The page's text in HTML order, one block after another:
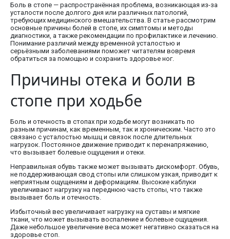
Боль в стопе — распространённая проблема, возникающая из-за
усталости после долгого дня или различных патологий,
требующих медицинского вмешательства. В статье рассмотрим
основные причины болей в стопе, их симптомы и методы
диагностики, а также рекомендации по профилактике и лечению.
Понимание различий между временной усталостью и
серьёзными заболеваниями поможет читателям вовремя
обратиться за помощью и сохранить здоровье ног.
Причины отека и боли в
стопе при ходьбе
Боль и отечность в стопах при ходьбе могут возникать по
разным причинам, как временным, так и хроническим. Часто это
связано с усталостью мышц и связок после длительных
нагрузок. Постоянное движение приводит к перенапряжению,
что вызывает болевые ощущения и отеки.
Неправильная обувь также может вызывать дискомфорт. Обувь,
не поддерживающая свод стопы или слишком узкая, приводит к
неприятным ощущениям и деформациям. Высокие каблуки
увеличивают нагрузку на переднюю часть стопы, что также
вызывает боль и отечность.
Избыточный вес увеличивает нагрузку на суставы и мягкие
ткани, что может вызывать воспаление и болевые ощущения.
Даже небольшое увеличение веса может негативно сказаться на
здоровье стоп.